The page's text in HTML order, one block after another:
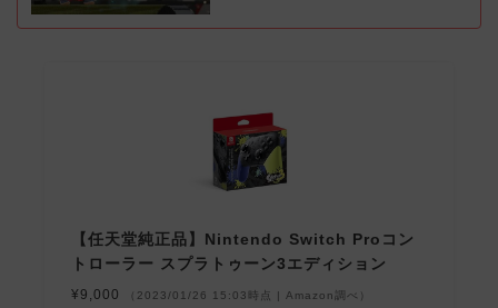
【任天堂純正品】Nintendo Switch Proコン
トローラー スプラトゥーン3エディション
¥9,000 （2023/01/26 15:03時点 | Amazon調べ）